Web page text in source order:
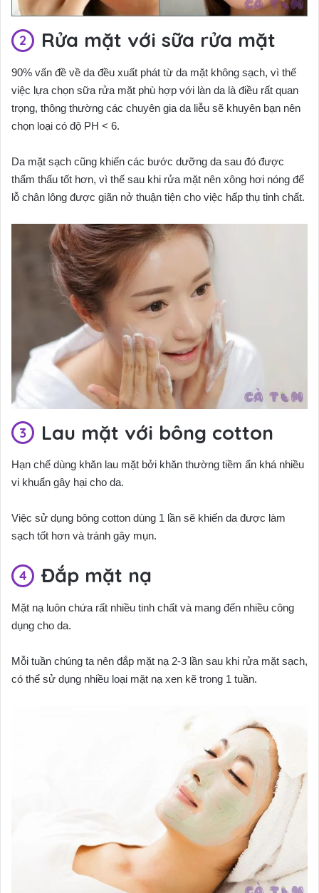
Rửa mặt với sữa rửa mặt
90% vấn đề về da đều xuất phát từ da mặt không sạch, vì thế
việc lựa chọn sữa rửa mặt phù hợp với làn da là điều rất quan
trọng, thông thường các chuyên gia da liễu sẽ khuyên bạn nên
chọn loại có độ PH < 6.
Da mặt sạch cũng khiến các bước dưỡng da sau đó được
thẩm thấu tốt hơn, vì thế sau khi rửa mặt nên xông hơi nóng để
lỗ chân lông được giãn nở thuận tiện cho việc hấp thụ tinh chất.
Lau mặt với bông cotton
Hạn chế dùng khăn lau mặt bởi khăn thường tiềm ẩn khá nhiều
vi khuẩn gây hại cho da.
Việc sử dụng bông cotton dùng 1 lần sẽ khiến da được làm
sạch tốt hơn và tránh gây mụn.
Đắp mặt nạ
Mặt nạ luôn chứa rất nhiều tinh chất và mang đến nhiều công
dụng cho da.
Mỗi tuần chúng ta nên đắp mặt nạ 2-3 lần sau khi rửa mặt sạch,
có thể sử dụng nhiều loại mặt nạ xen kẽ trong 1 tuần.